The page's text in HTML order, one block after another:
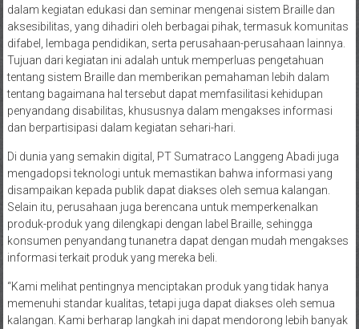
dalam kegiatan edukasi dan seminar mengenai sistem Braille dan
aksesibilitas, yang dihadiri oleh berbagai pihak, termasuk komunitas
difabel, lembaga pendidikan, serta perusahaan-perusahaan lainnya.
Tujuan dari kegiatan ini adalah untuk memperluas pengetahuan
tentang sistem Braille dan memberikan pemahaman lebih dalam
tentang bagaimana hal tersebut dapat memfasilitasi kehidupan
penyandang disabilitas, khususnya dalam mengakses informasi
dan berpartisipasi dalam kegiatan sehari-hari.
Di dunia yang semakin digital, PT Sumatraco Langgeng Abadi juga
mengadopsi teknologi untuk memastikan bahwa informasi yang
disampaikan kepada publik dapat diakses oleh semua kalangan.
Selain itu, perusahaan juga berencana untuk memperkenalkan
produk-produk yang dilengkapi dengan label Braille, sehingga
konsumen penyandang tunanetra dapat dengan mudah mengakses
informasi terkait produk yang mereka beli.
“Kami melihat pentingnya menciptakan produk yang tidak hanya
memenuhi standar kualitas, tetapi juga dapat diakses oleh semua
kalangan. Kami berharap langkah ini dapat mendorong lebih banyak